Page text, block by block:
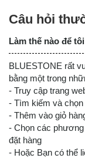
Câu hỏi
Làm thế nào để
BLUESTONE rất
bằng một trong
- Truy cập trang
- Tìm kiếm và
- Thêm vào giỏ
- Chọn các
đặt hàng
- Hoặc Bạn có thể